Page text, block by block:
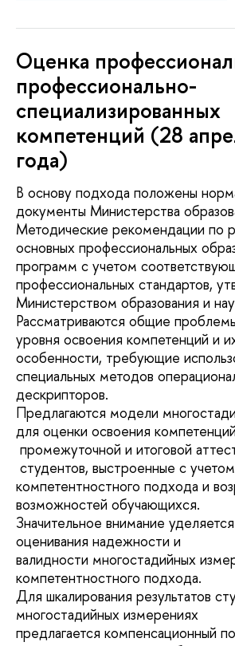
Оценка
профессионально-
специализированных
компетенций (28
года)
В основу подхода положены
документы Министерства
Методические рекомендации по
основных профессиональных
программ с учетом
профессиональных стандартов,
Министерством образования и
Рассматриваются общие
уровня освоения компетенций и
особенности, требующие
специальных методов
дескрипторов.
Предлагаются модели
для оценки освоения
промежуточной и итоговой
студентов, выстроенные с
компетентностного подхода и
возможностей обучающихся.
Значительное внимание
оценивания надежности и
валидности многостадийных
компетентностного подхода.
Для шкалирования результатов
многостадийных измерениях
предлагается компенсационный